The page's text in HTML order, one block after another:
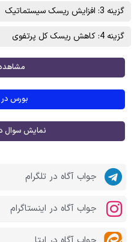
گزینه 3: افزایش ریسک سیستماتیک
گزینه 4: کاهش ریسک کل پرتفوی
بورس در
نمایش سوال
جواب آگاه در تلگرام
جواب آگاه در اینستاگرام